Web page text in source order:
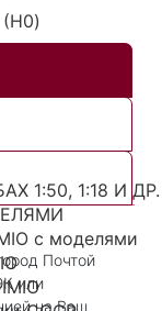
1:50, 1:18 И ДР.
с моделями
Почтой
или
на Ваш